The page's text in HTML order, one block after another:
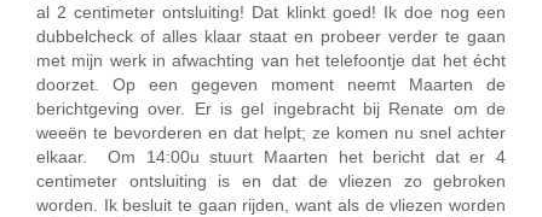
al 2 centimeter ontsluiting! Dat klinkt goed! Ik doe nog een
dubbelcheck of alles klaar staat en probeer verder te gaan
met mijn werk in afwachting van het telefoontje dat het écht
doorzet. Op een gegeven moment neemt Maarten de
berichtgeving over. Er is gel ingebracht bij Renate om de
weeën te bevorderen en dat helpt; ze komen nu snel achter
elkaar. Om 14:00u stuurt Maarten het bericht dat er 4
centimeter ontsluiting is en dat de vliezen zo gebroken
worden. Ik besluit te gaan rijden, want als de vliezen worden